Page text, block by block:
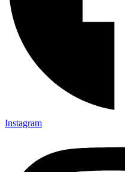
Instagram